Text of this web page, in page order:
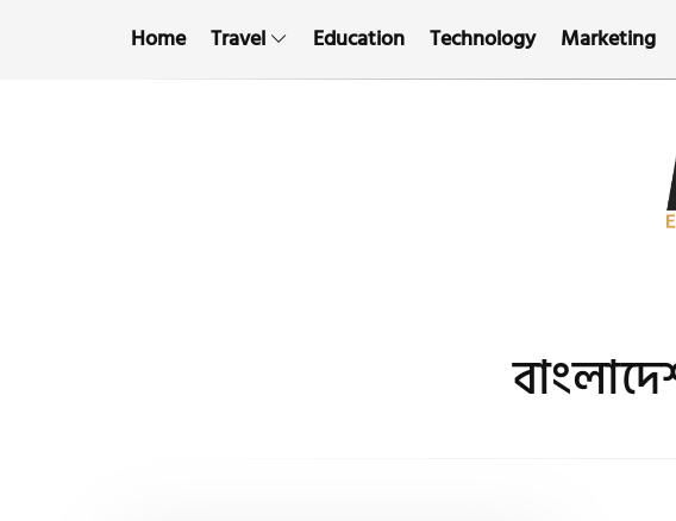
Home Travel Education Technology Marketing